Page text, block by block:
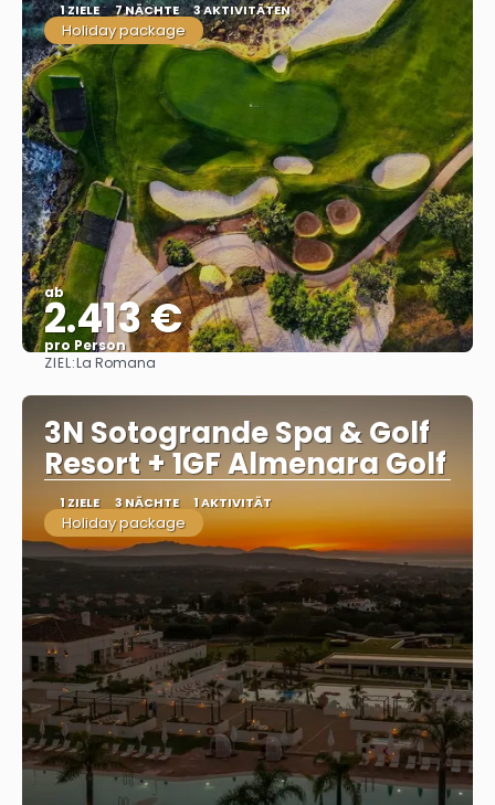
1 ZIELE 7 NÄCHTE 3 AKTIVITÄTEN
Holiday package
ab
2.413 €
pro Person
ZIEL:La Romana
3N Sotogrande Spa & Golf
Resort + 1GF Almenara Golf
1 ZIELE 3 NÄCHTE 1 AKTIVITÄT
Holiday package